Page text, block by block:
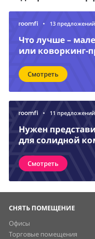
• 13 предложений
Что лучше –
или коворкинг-
Смотреть
• 11 предложений
Нужен
для солидной
Смотреть
СНЯТЬ ПОМЕЩЕНИЕ
Офисы
Торговые помещения